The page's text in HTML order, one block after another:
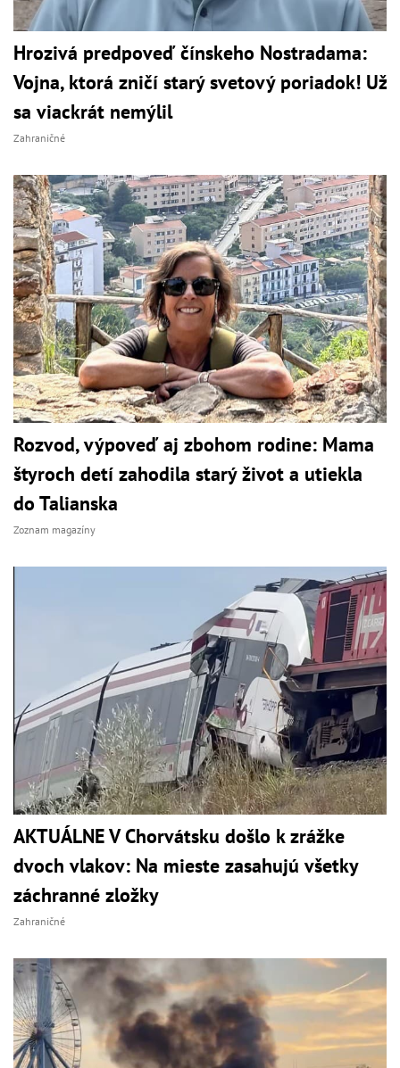
Hrozivá predpoveď čínskeho Nostradama:
Vojna, ktorá zničí starý svetový poriadok! Už
sa viackrát nemýlil
Zahraničné
Rozvod, výpoveď aj zbohom rodine: Mama
štyroch detí zahodila starý život a utiekla
do Talianska
Zoznam magazíny
AKTUÁLNE V Chorvátsku došlo k zrážke
dvoch vlakov: Na mieste zasahujú všetky
záchranné zložky
Zahraničné